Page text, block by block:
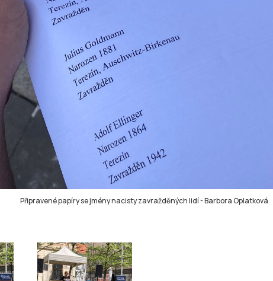
Připravené papíry se jmény nacisty zavražděných lidí-Barbora Oplatková